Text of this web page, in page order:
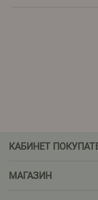
КАБИНЕТ
МАГАЗИН